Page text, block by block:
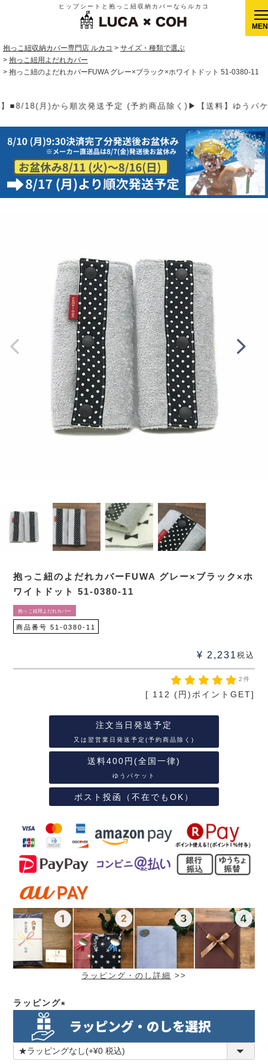
ヒップシートと抱っこ紐収納カバーならルカコ
抱っこ紐収納カバー専門店 ルカコ
サイズ・種類で選ぶ
抱っこ紐用よだれカバー
抱っこ紐のよだれカバーFUWA グレー×ブラック×ホワイトドット 51-0380-11
く)▶【送料】ゆうパケット400円(全国一律)、ゆうパック
抱っこ紐のよだれカバーFUWA グレー×ブラック×ホ
ワイトドット 51-0380-11
抱っこ紐用よだれカバー
商品番号 51-0380-11
¥ 2,231 税込
2件
[ 112 (円)ポイントGET]
注文当日発送予定
又は翌営業日発送予定(予約商品除く)
送料400円(全国一律)
ゆうパケット
ポスト投函（不在でもOK）
ラッピング・のし詳細 >>
ラッピング
(必
須)